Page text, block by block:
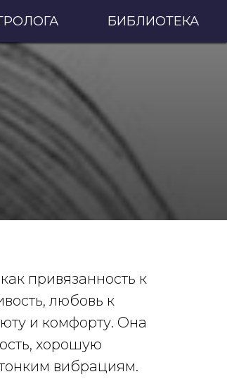
БИБЛИОТЕКА
привязанность к
любовь к
и комфорту. Она
хорошую
вибрациям.